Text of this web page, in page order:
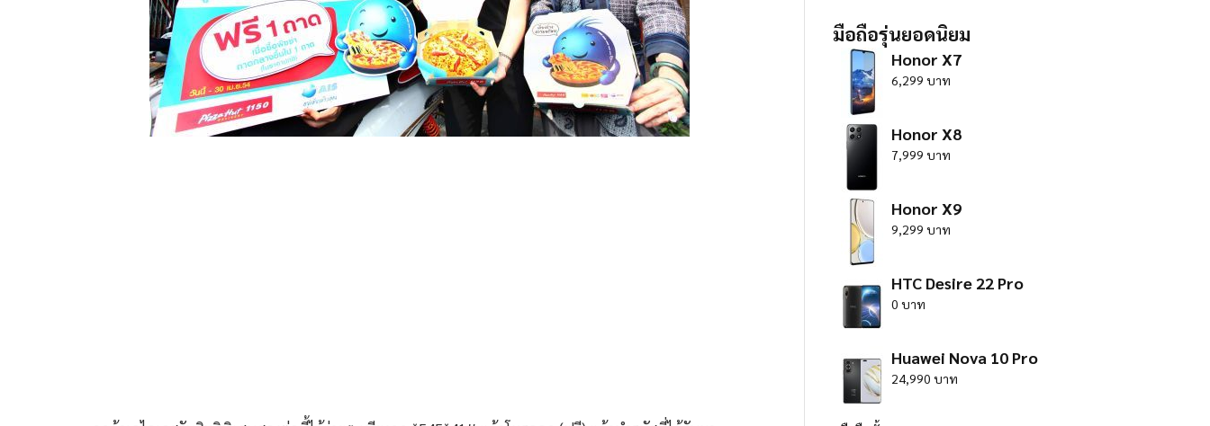
มือถือรุ่นยอดนิยม
Honor X7
6,299 บาท
Honor X8
7,999 บาท
Honor X9
9,299 บาท
HTC Desire 22 Pro
0 บาท
Huawei Nova 10 Pro
24,990 บาท